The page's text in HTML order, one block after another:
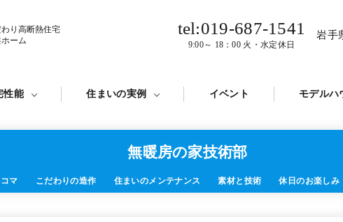
り高断熱住宅
ーム
tel:019-687-1541
9:00～ 18：00 火・水定休日
岩手
性能 住まいの実例 イベント モデルハ
無暖房の家技術部
マ こだわりの造作 住まいのメンテナンス 素材と技術 休⽇のお楽しみ